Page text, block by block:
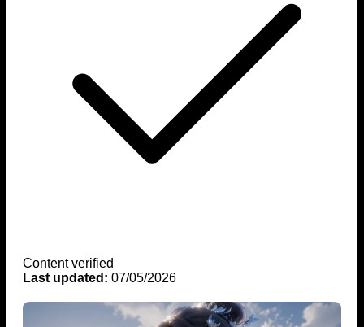
Content verified
Last updated: 07/05/2026